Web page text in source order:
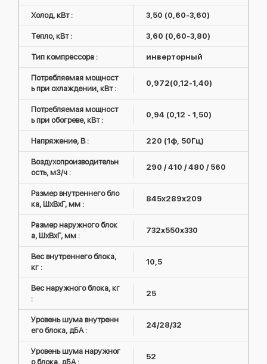
Холод, кВт : 3,50 (0,60-3,60)
Тепло, кВт : 3,60 (0,60-3,80)
Тип компрессора : инверторный
Потребляемая мощност
ь при охлаждении, кВт :
0,972(0,12-1,40)
Потребляемая мощност
ь при обогреве, кВт :
0,94 (0,12 - 1,50)
Напряжение, В : 220 (1ф, 50Гц)
Воздухопроизводительн
ость, м3/ч :
290 / 410 / 480 / 560
Размер внутреннего бло
ка, ШxВxГ, мм :
845x289x209
Размер наружного блок
а, ШxВxГ, мм :
732x550x330
Вес внутреннего блока,
кг :
10,5
Вес наружного блока, кг
:
25
Уровень шума внутренн
его блока, дБА :
24/28/32
Уровень шума наружног
о блока, дБА :
52